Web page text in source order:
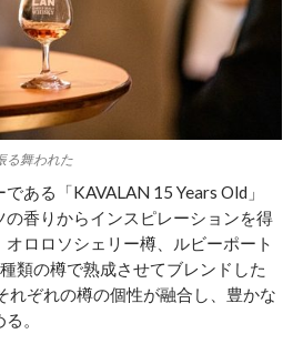
る舞われた
ある「KAVALAN 15 Years Old」
香りからインスピレーションを得
ロロソシェリー樽、ルビーポート
類の樽で熟成させてブレンドした
れぞれの樽の個性が融合し、豊かな
。